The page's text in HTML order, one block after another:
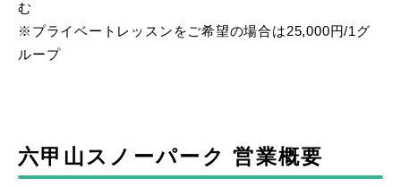
む
※プライベートレッスンをご希望の場合は25,000円/1グ
ループ
六甲山スノーパーク 営業概要